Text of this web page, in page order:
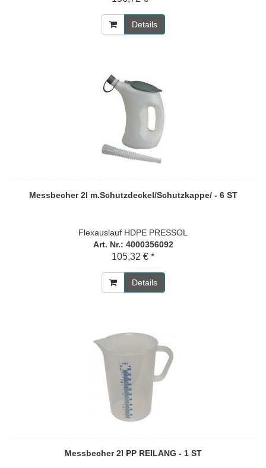
Details
Messbecher 2l m.Schutzdeckel/Schutzkappe/ - 6 ST
Flexauslauf HDPE PRESSOL
Art. Nr.: 4000356092
105,32 € *
Details
Messbecher 2l PP REILANG - 1 ST